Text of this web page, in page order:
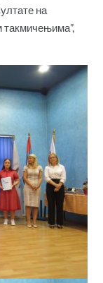
на
такмичењима”,